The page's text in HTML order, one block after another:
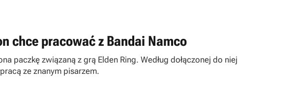
chce pracować z Bandai Namco
paczkę związaną z grą Elden Ring. Według dołączonej do niej
ze znanym pisarzem.